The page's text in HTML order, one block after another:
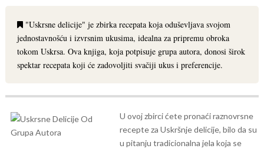
"Uskrsne delicije" je zbirka recepata koja oduševljava svojom
jednostavnošću i izvrsnim ukusima, idealna za pripremu obroka
tokom Uskrsa. Ova knjiga, koja potpisuje grupa autora, donosi širok
spektar recepata koji će zadovoljiti svačiji ukus i preferencije.
U ovoj zbirci ćete pronaći raznovrsne
recepte za Uskršnje delicije, bilo da su
u pitanju tradicionalna jela koja se